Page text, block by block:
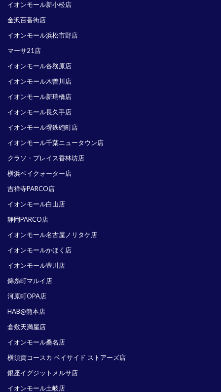
イオンモール新小松店
金沢百番街店
イオンモール浜松市野店
マーサ21店
イオンモール各務原店
イオンモール木曽川店
イオンモール新瑞橋店
イオンモール長久手店
イオンモール堺鉄砲町店
イオンモール千葉ニュータウン店
クラソ・プレイス香林坊店
横浜ベイクォーター店
吉祥寺PARCO店
イオンモール白山店
静岡PARCO店
イオンモール名古屋ノリタケ店
イオンモールかほく店
イオンモール豊川店
錦糸町マルイ店
河原町OPA店
HAB@熊本店
倉敷天満屋店
イオンモール桑名店
横須賀コースカ ベイサイド ストアーズ店
銀座イグジットメルサ店
イオンモール土岐店